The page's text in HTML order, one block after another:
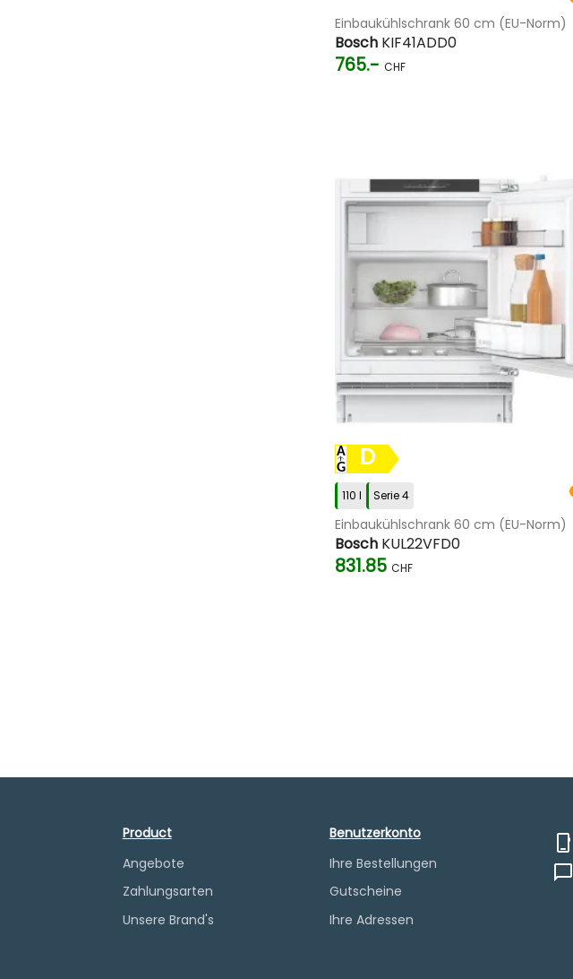
Einbaukühlschrank 60 cm (EU-Norm)
BoschKIF41ADD0
765.- CHF
D
110 l Serie 4
Einbaukühlschrank 60 cm (EU-Norm)
BoschKUL22VFD0
831.85 CHF
Product
Angebote
Zahlungsarten
Unsere Brand's
Benutzerkonto
Ihre Bestellungen
Gutscheine
Ihre Adressen